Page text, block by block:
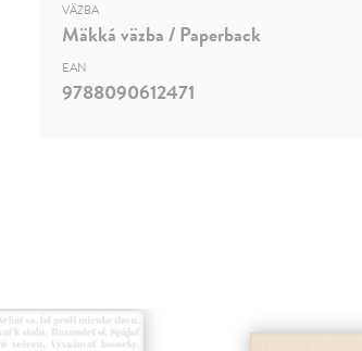
VÄZBA
Mäkká väzba / Paperback
EAN
9788090612471